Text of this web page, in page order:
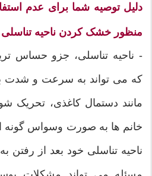
دلیل توصیه شما برای عدم
منظور خشک کردن ناحیه
- ناحیه تناسلی، جزو حساس
که می تواند به سرعت و شدت
مانند دستمال کاغذی، تحریک
خانم ها به صورت وسواس
ناحیه تناسلی خود بعد از رفتن